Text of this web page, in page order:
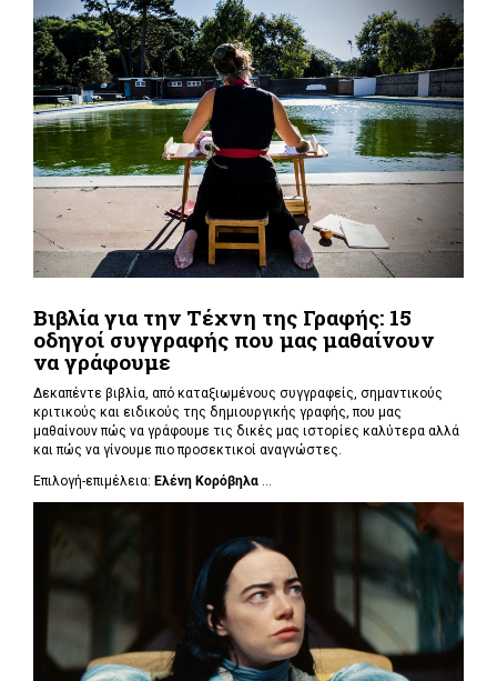
Βιβλία για την Τέχνη της Γραφής: 15
οδηγοί συγγραφής που μας μαθαίνουν
να γράφουμε
Δεκαπέντε βιβλία, από καταξιωμένους συγγραφείς, σημαντικούς
κριτικούς και ειδικούς της δημιουργικής γραφής, που μας
μαθαίνουν πώς να γράφουμε τις δικές μας ιστορίες καλύτερα αλλά
και πώς να γίνουμε πιο προσεκτικοί αναγνώστες.
Επιλογή-επιμέλεια: Ελένη Κορόβηλα